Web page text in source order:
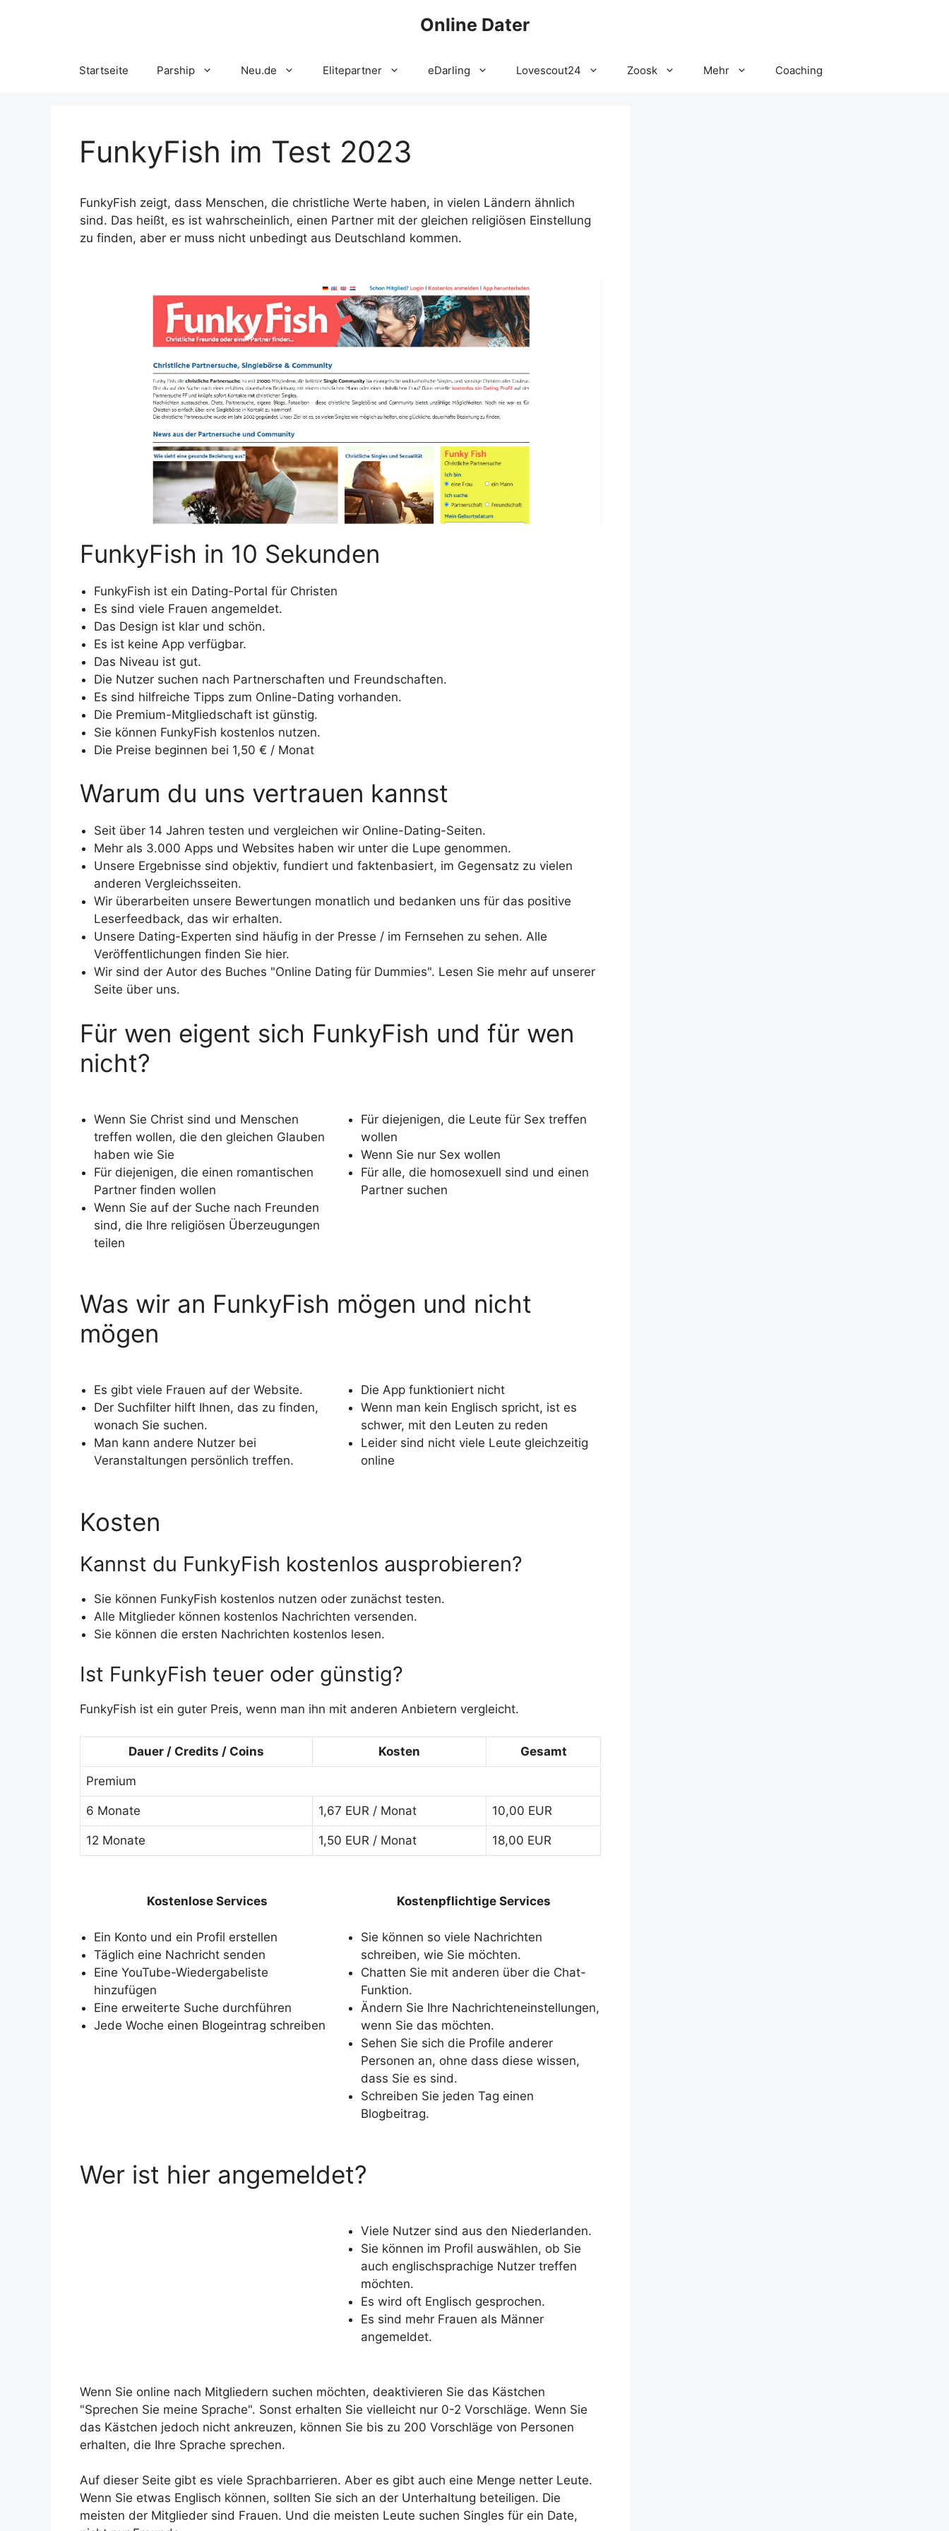
Online Dater
Startseite Parship Neu.de Elitepartner eDarling Lovescout24 Zoosk Mehr Coaching
FunkyFish im Test 2023
FunkyFish zeigt, dass Menschen, die christliche Werte haben, in vielen Ländern ähnlich
sind. Das heißt, es ist wahrscheinlich, einen Partner mit der gleichen religiösen Einstellung
zu finden, aber er muss nicht unbedingt aus Deutschland kommen.
FunkyFish in 10 Sekunden
FunkyFish ist ein Dating-Portal für Christen
Es sind viele Frauen angemeldet.
Das Design ist klar und schön.
Es ist keine App verfügbar.
Das Niveau ist gut.
Die Nutzer suchen nach Partnerschaften und Freundschaften.
Es sind hilfreiche Tipps zum Online-Dating vorhanden.
Die Premium-Mitgliedschaft ist günstig.
Sie können FunkyFish kostenlos nutzen.
Die Preise beginnen bei 1,50 € / Monat
Warum du uns vertrauen kannst
Seit über 14 Jahren testen und vergleichen wir Online-Dating-Seiten.
Mehr als 3.000 Apps und Websites haben wir unter die Lupe genommen.
Unsere Ergebnisse sind objektiv, fundiert und faktenbasiert, im Gegensatz zu vielen
anderen Vergleichsseiten.
Wir überarbeiten unsere Bewertungen monatlich und bedanken uns für das positive
Leserfeedback, das wir erhalten.
Unsere Dating-Experten sind häufig in der Presse / im Fernsehen zu sehen. Alle
Veröffentlichungen finden Sie hier.
Wir sind der Autor des Buches "Online Dating für Dummies". Lesen Sie mehr auf unserer
Seite über uns.
Für wen eigent sich FunkyFish und für wen
nicht?
Wenn Sie Christ sind und Menschen
treffen wollen, die den gleichen Glauben
haben wie Sie
Für diejenigen, die einen romantischen
Partner finden wollen
Wenn Sie auf der Suche nach Freunden
sind, die Ihre religiösen Überzeugungen
teilen
Für diejenigen, die Leute für Sex treffen
wollen
Wenn Sie nur Sex wollen
Für alle, die homosexuell sind und einen
Partner suchen
Was wir an FunkyFish mögen und nicht
mögen
Es gibt viele Frauen auf der Website.
Der Suchfilter hilft Ihnen, das zu finden,
wonach Sie suchen.
Man kann andere Nutzer bei
Veranstaltungen persönlich treffen.
Die App funktioniert nicht
Wenn man kein Englisch spricht, ist es
schwer, mit den Leuten zu reden
Leider sind nicht viele Leute gleichzeitig
online
Kosten
Kannst du FunkyFish kostenlos ausprobieren?
Sie können FunkyFish kostenlos nutzen oder zunächst testen.
Alle Mitglieder können kostenlos Nachrichten versenden.
Sie können die ersten Nachrichten kostenlos lesen.
Ist FunkyFish teuer oder günstig?
FunkyFish ist ein guter Preis, wenn man ihn mit anderen Anbietern vergleicht.
Dauer / Credits / Coins Kosten Gesamt
Premium
6 Monate 1,67 EUR / Monat 10,00 EUR
12 Monate 1,50 EUR / Monat 18,00 EUR
Kostenlose Services
Ein Konto und ein Profil erstellen
Täglich eine Nachricht senden
Eine YouTube-Wiedergabeliste
hinzufügen
Eine erweiterte Suche durchführen
Jede Woche einen Blogeintrag schreiben
Kostenpflichtige Services
Sie können so viele Nachrichten
schreiben, wie Sie möchten.
Chatten Sie mit anderen über die Chat-
Funktion.
Ändern Sie Ihre Nachrichteneinstellungen,
wenn Sie das möchten.
Sehen Sie sich die Profile anderer
Personen an, ohne dass diese wissen,
dass Sie es sind.
Schreiben Sie jeden Tag einen
Blogbeitrag.
Wer ist hier angemeldet?
Viele Nutzer sind aus den Niederlanden.
Sie können im Profil auswählen, ob Sie
auch englischsprachige Nutzer treffen
möchten.
Es wird oft Englisch gesprochen.
Es sind mehr Frauen als Männer
angemeldet.
Wenn Sie online nach Mitgliedern suchen möchten, deaktivieren Sie das Kästchen
"Sprechen Sie meine Sprache". Sonst erhalten Sie vielleicht nur 0-2 Vorschläge. Wenn Sie
das Kästchen jedoch nicht ankreuzen, können Sie bis zu 200 Vorschläge von Personen
erhalten, die Ihre Sprache sprechen.
Auf dieser Seite gibt es viele Sprachbarrieren. Aber es gibt auch eine Menge netter Leute.
Wenn Sie etwas Englisch können, sollten Sie sich an der Unterhaltung beteiligen. Die
meisten der Mitglieder sind Frauen. Und die meisten Leute suchen Singles für ein Date,